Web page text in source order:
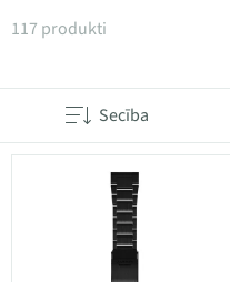
Produkti kategorijā
117 produkti
Secība